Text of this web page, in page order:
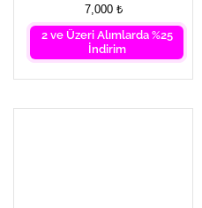
7,000 ₺
2 ve Üzeri Alımlarda %25
İndirim